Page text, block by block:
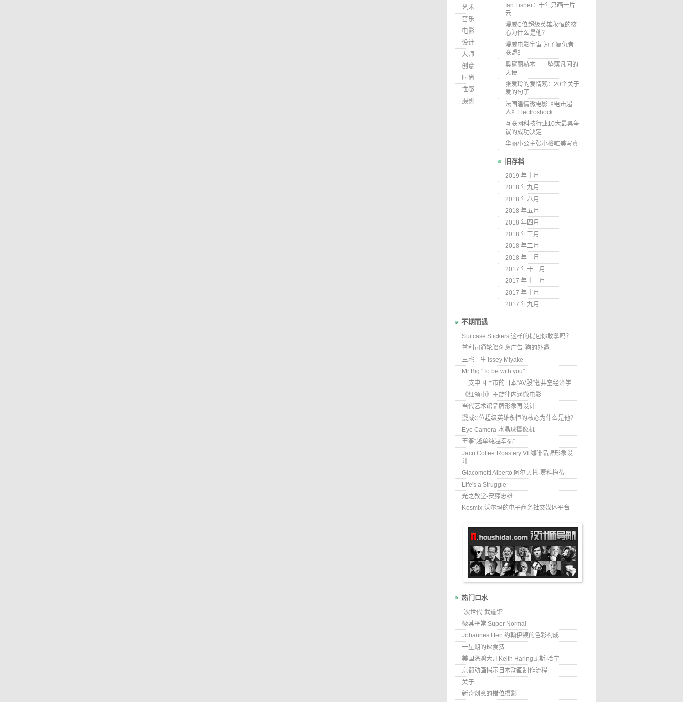
艺术
音乐
电影
设计
大师
创意
时尚
性感
摄影
Ian Fisher：十年只画一片
云
漫威C位超级英雄永恒的核
心为什么是他？
漫威电影宇宙 为了复仇者
联盟3
奥黛丽赫本——坠落凡间的
天使
张爱玲的爱情观：20个关于
爱的句子
法国温情微电影《电击超
人》Electroshock
互联网科技行业10大最具争
议的成功决定
华丽小公主张小格唯美写真
旧存档
2019 年十月
2018 年九月
2018 年八月
2018 年五月
2018 年四月
2018 年三月
2018 年二月
2018 年一月
2017 年十二月
2017 年十一月
2017 年十月
2017 年九月
不期而遇
Suitcase Stickers 这样的提包你敢拿吗？
普利司通轮胎创意广告-狗的外遇
三宅一生 Issey Miyake
Mr Big "To be with you"
一支中国上市的日本“AV股”苍井空经济学
《红领巾》主旋律内涵微电影
当代艺术馆品牌形象再设计
漫威C位超级英雄永恒的核心为什么是他？
Eye Camera 水晶球摄像机
王筝“越单纯越幸福”
Jacu Coffee Roastery VI 咖啡品牌形象设
计
Giacometti Alberto 阿尔贝托·贾科梅蒂
Life's a Struggle
光之教堂-安藤忠雄
Kosmix-沃尔玛的电子商务社交媒体平台
热门口水
“次世代”武道馆
极其平常 Super Normal
Johannes Itten 约翰伊顿的色彩构成
一星期的伙食费
美国涂鸦大师Keith Haring凯斯·哈宁
京都动画揭示日本动画制作流程
关于
新奇创意的错位摄影